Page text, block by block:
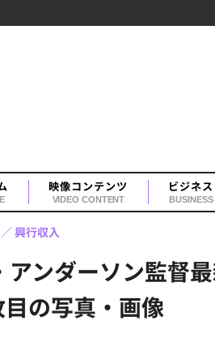
映像コンテンツ
VIDEO CONTENT
ビジネス
BUSINESS
アンダーソン監督
の写真・画像
興行収入